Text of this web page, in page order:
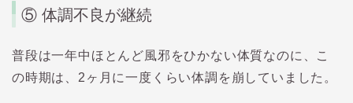
⑤ 体調不良が継続
普段は一年中ほとんど風邪をひかない体質なのに、こ
の時期は、2ヶ月に一度くらい体調を崩していました。